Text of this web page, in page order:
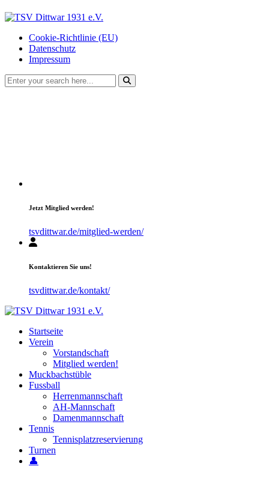
Cookie-Richtlinie (EU)
Datenschutz
Impressum
Jetzt Mitglied werden!
tsvdittwar.de/mitglied-werden/
Kontaktieren Sie uns!
tsvdittwar.de/kontakt/
Startseite
Verein
Vorstandschaft
Mitglied werden!
Muckbachstüble
Fussball
Herrenmannschaft
AH-Mannschaft
Damenmannschaft
Tennis
Tennisplatzreservierung
Turnen
👤